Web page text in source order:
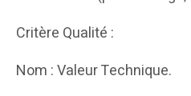
Critère Qualité :
Nom : Valeur Technique.